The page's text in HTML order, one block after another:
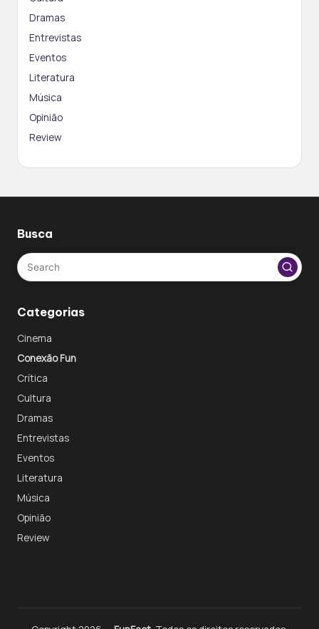
Dramas
Entrevistas
Eventos
Literatura
Música
Opinião
Review
Busca
Categorias
Cinema
Conexão Fun
Crítica
Cultura
Dramas
Entrevistas
Eventos
Literatura
Música
Opinião
Review